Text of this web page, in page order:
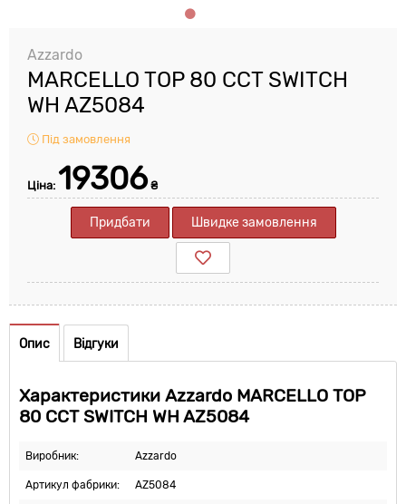
Azzardo
MARCELLO TOP 80 CCT SWITCH
WH AZ5084
Під замовлення
Ціна: 19306₴
Придбати Швидке замовлення
Опис Відгуки
Характеристики Azzardo MARCELLO TOP
80 CCT SWITCH WH AZ5084
Виробник: Azzardo
Артикул фабрики: AZ5084